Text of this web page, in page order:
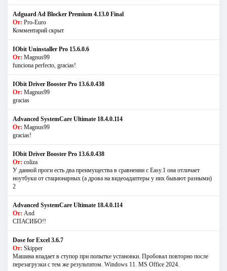
Adguard Ad Blocker Premium 4.13.0 Final
От: Pro-Euro
Комментарий скрыт
IObit Uninstaller Pro 15.6.0.6
От: Magnus99
funciona perfecto, gracias!
IObit Driver Booster Pro 13.6.0.438
От: Magnus99
gracias
Advanced SystemCare Ultimate 18.4.0.114
От: Magnus99
gracias!
IObit Driver Booster Pro 13.6.0.438
От: coliza
У данной проги есть два преимущества в сравнении с Easy.1 она отличает
ноутбуки от стационарных (а дрова на видеоадаптеры у них бывают разными)
2
Advanced SystemCare Ultimate 18.4.0.114
От: And
СПАСИБО!!
Dose for Excel 3.6.7
От: Skipper
Машина впадает в ступор при попытке установки. Пробовал повторно после
перезагрузки с тем же результатом. Windows 11. MS Offiсe 2024.